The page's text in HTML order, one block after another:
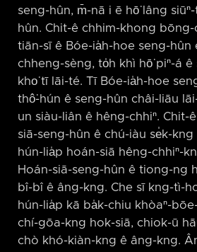
seng-hûn, m̄-nā i ē hō͘ lâng
hûn. Chit-ê chhim-khong bōng-
tiān-sī ê Bóe-ia̍h-hoe seng-hûn
chheng-sèng, to̍h khì hō͘ piⁿ-á
kho͘ tī lāi-té. Tī Bóe-ia̍h-hoe
thô͘-hún ê seng-hûn châi-liāu
un siàu-liân ê hêng-chhiⁿ. Chit-
siā-seng-hûn ê chú-iàu se̍k-
hún-lia̍p hoán-siā hêng-chhiⁿ-
Hoán-siā-seng-hûn ê tiong-ng
bî-bî ê âng-kng. Che sī kng-tì-
hún-lia̍p kā ba̍k-chiu khòaⁿ-
chí-gōa-kng hok-siā, chiok-ū
chò khó-kiàn-kng ê âng-kng.